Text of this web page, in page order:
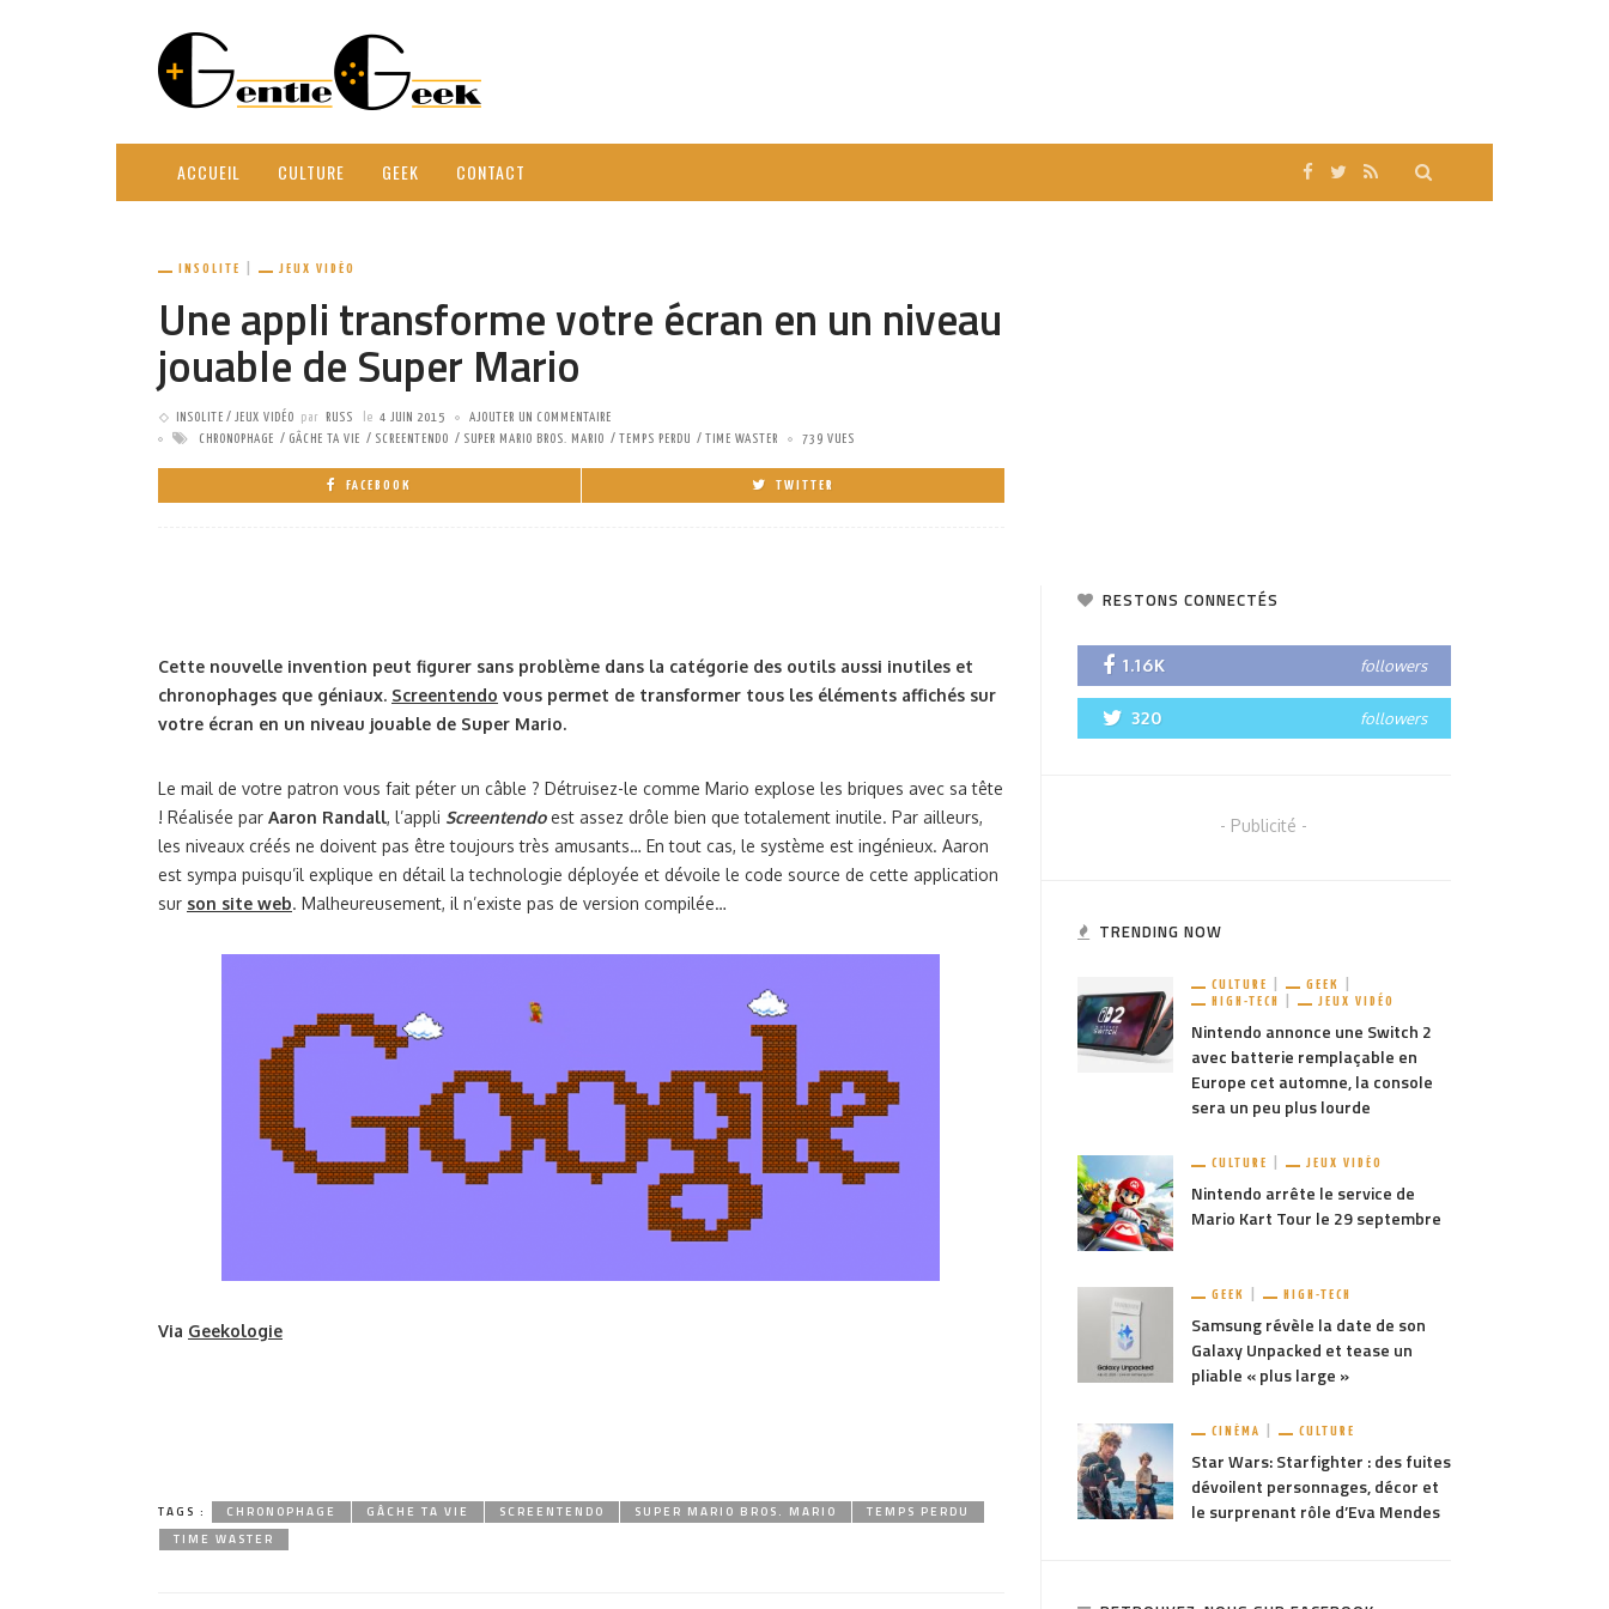
ACCUEIL CULTURE GEEK CONTACT
INSOLITE JEUX VIDÉO
Une appli transforme votre écran en un niveau
jouable de Super Mario
INSOLITE JEUX VIDÉO par RUSS le 4 JUIN 2015
AJOUTER UN COMMENTAIRE
CHRONOPHAGE
GÂCHE TA VIE SCREENTENDO SUPER MARIO BROS. MARIO TEMPS PERDU TIME WASTER 739 VUES
FACEBOOK TWITTER
Cette nouvelle invention peut figurer sans problème dans la catégorie des outils aussi inutiles et
chronophages que géniaux. Screentendo vous permet de transformer tous les éléments affichés sur
votre écran en un niveau jouable de Super Mario.
Le mail de votre patron vous fait péter un câble ? Détruisez-le comme Mario explose les briques avec sa tête
! Réalisée par Aaron Randall, l’appli Screentendoest assez drôle bien que totalement inutile. Par ailleurs,
les niveaux créés ne doivent pas être toujours très amusants… En tout cas, le système est ingénieux. Aaron
est sympa puisqu’il explique en détail la technologie déployée et dévoile le code source de cette application
sur son site web. Malheureusement, il n’existe pas de version compilée…
Via Geekologie
TAGS : CHRONOPHAGE GÂCHE TA VIE SCREENTENDO SUPER MARIO BROS. MARIO
TEMPS PERDU
TIME WASTER
RESTONS CONNECTÉS
1.16K followers
320 followers
- Publicité -
TRENDING NOW
CULTURE
GEEK
HIGH-TECH
JEUX VIDÉO
Nintendo annonce une Switch 2
avec batterie remplaçable en
Europe cet automne, la console
sera un peu plus lourde
CULTURE JEUX VIDÉO
Nintendo arrête le service de
Mario Kart Tour le 29 septembre
GEEK HIGH-TECH
Samsung révèle la date de son
Galaxy Unpacked et tease un
pliable « plus large »
CINÉMA CULTURE
Star Wars: Starfighter : des fuites
dévoilent personnages, décor et
le surprenant rôle d’Eva Mendes